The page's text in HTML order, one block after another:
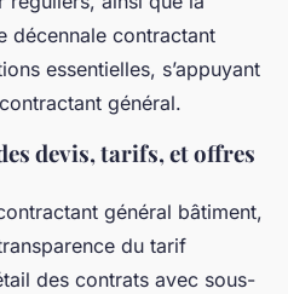
décennale contractant
essentielles, s’appuyant
général.
devis, tarifs, et offres
général bâtiment,
du tarif
des contrats avec sous-